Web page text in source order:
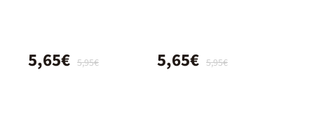
5,95€
5,65€ 5,95€
5,65€